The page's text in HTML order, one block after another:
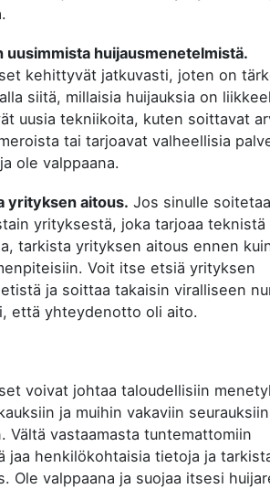
uusimmista huijausmenetelmistä.
kehittyvät jatkuvasti, joten on
siitä, millaisia huijauksia on
uusia tekniikoita, kuten soittavat
tai tarjoavat valheellisia
ole valppaana.
yrityksen aitous. Jos sinulle
yrityksestä, joka tarjoaa teknistä
tarkista yrityksen aitous ennen
Voit itse etsiä yrityksen
ja soittaa takaisin viralliseen
että yhteydenotto oli aito.
voivat johtaa taloudellisiin
ja muihin vakaviin
Vältä vastaamasta tuntemattomiin
jaa henkilökohtaisia tietoja ja
Ole valppaana ja suojaa itsesi